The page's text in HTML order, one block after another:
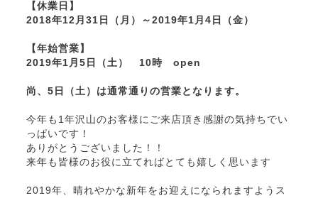
【休業日】
2018年12月31日（月）～2019年1月4日（金）
【年始営業】
2019年1月5日（土） 10時 open
尚、5日（土）は通常通りの営業となります。
今年も1年沢山のお客様にご来店頂き感謝の気持ちでい
っぱいです！
ありがとうございました！！
来年も皆様のお役に立てればとても嬉しく思います
2019年、晴れやかな新年をお迎えになられますようス